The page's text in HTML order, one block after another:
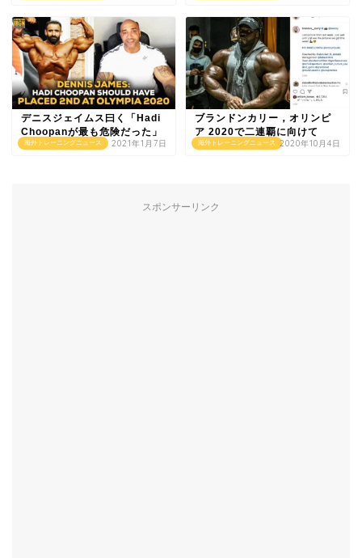
海外トレーニングニュース
デニスジェイムス曰く「Hadi
Choopanが最も危険だった」
2021年1月7日 海外トレーニングニュース
ブランドンカリー，オリンピ
ア 2020で二連覇に向けて
2020年10月4日
スポンサーリンク